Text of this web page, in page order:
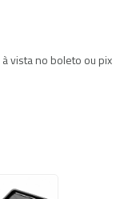
à vista no boleto ou pix